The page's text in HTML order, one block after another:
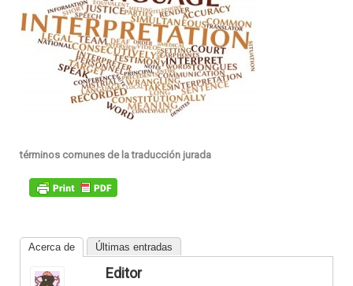
términos comunes de la traducción jurada
Acerca de Últimas entradas
Editor